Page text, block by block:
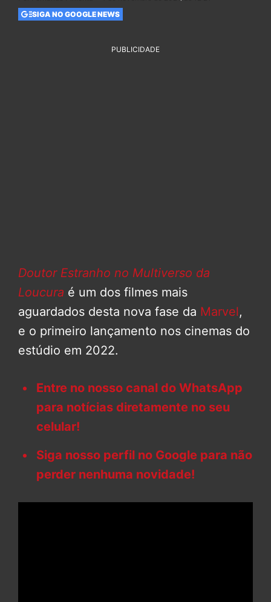
SIGA NO GOOGLE NEWS
PUBLICIDADE
Doutor Estranho no Multiverso da
Loucura é um dos filmes mais
aguardados desta nova fase da Marvel,
e o primeiro lançamento nos cinemas do
estúdio em 2022.
Entre no nosso canal do WhatsApp
para notícias diretamente no seu
celular!
Siga nosso perfil no Google para não
perder nenhuma novidade!